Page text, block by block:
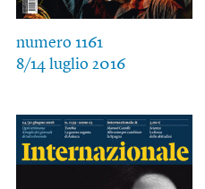
numero 1161
8/14 luglio 2016